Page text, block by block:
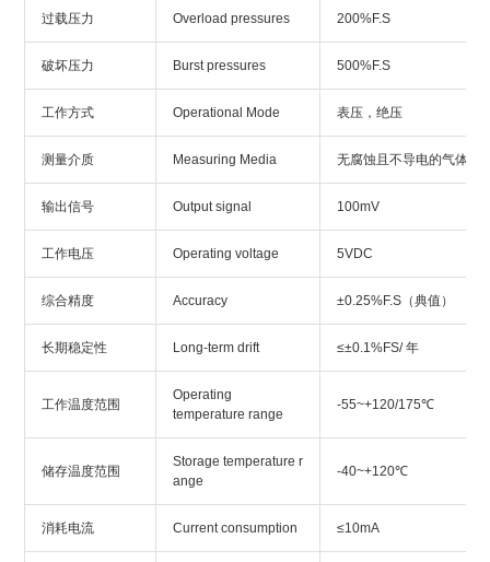
过载压力 Overload pressures 200%F.S
破坏压力 Burst pressures 500%F.S
工作方式 Operational Mode 表压，绝压
测量介质 Measuring Media 无腐蚀且不导电的气体
输出信号 Output signal 100mV
工作电压 Operating voltage 5VDC
综合精度 Accuracy ±0.25%F.S（典值）
长期稳定性 Long-term drift ≤±0.1%FS/ 年
工作温度范围
Operating
temperature range
-55~+120/175℃
储存温度范围
Storage temperature r
ange
-40~+120℃
消耗电流 Current consumption ≤10mA